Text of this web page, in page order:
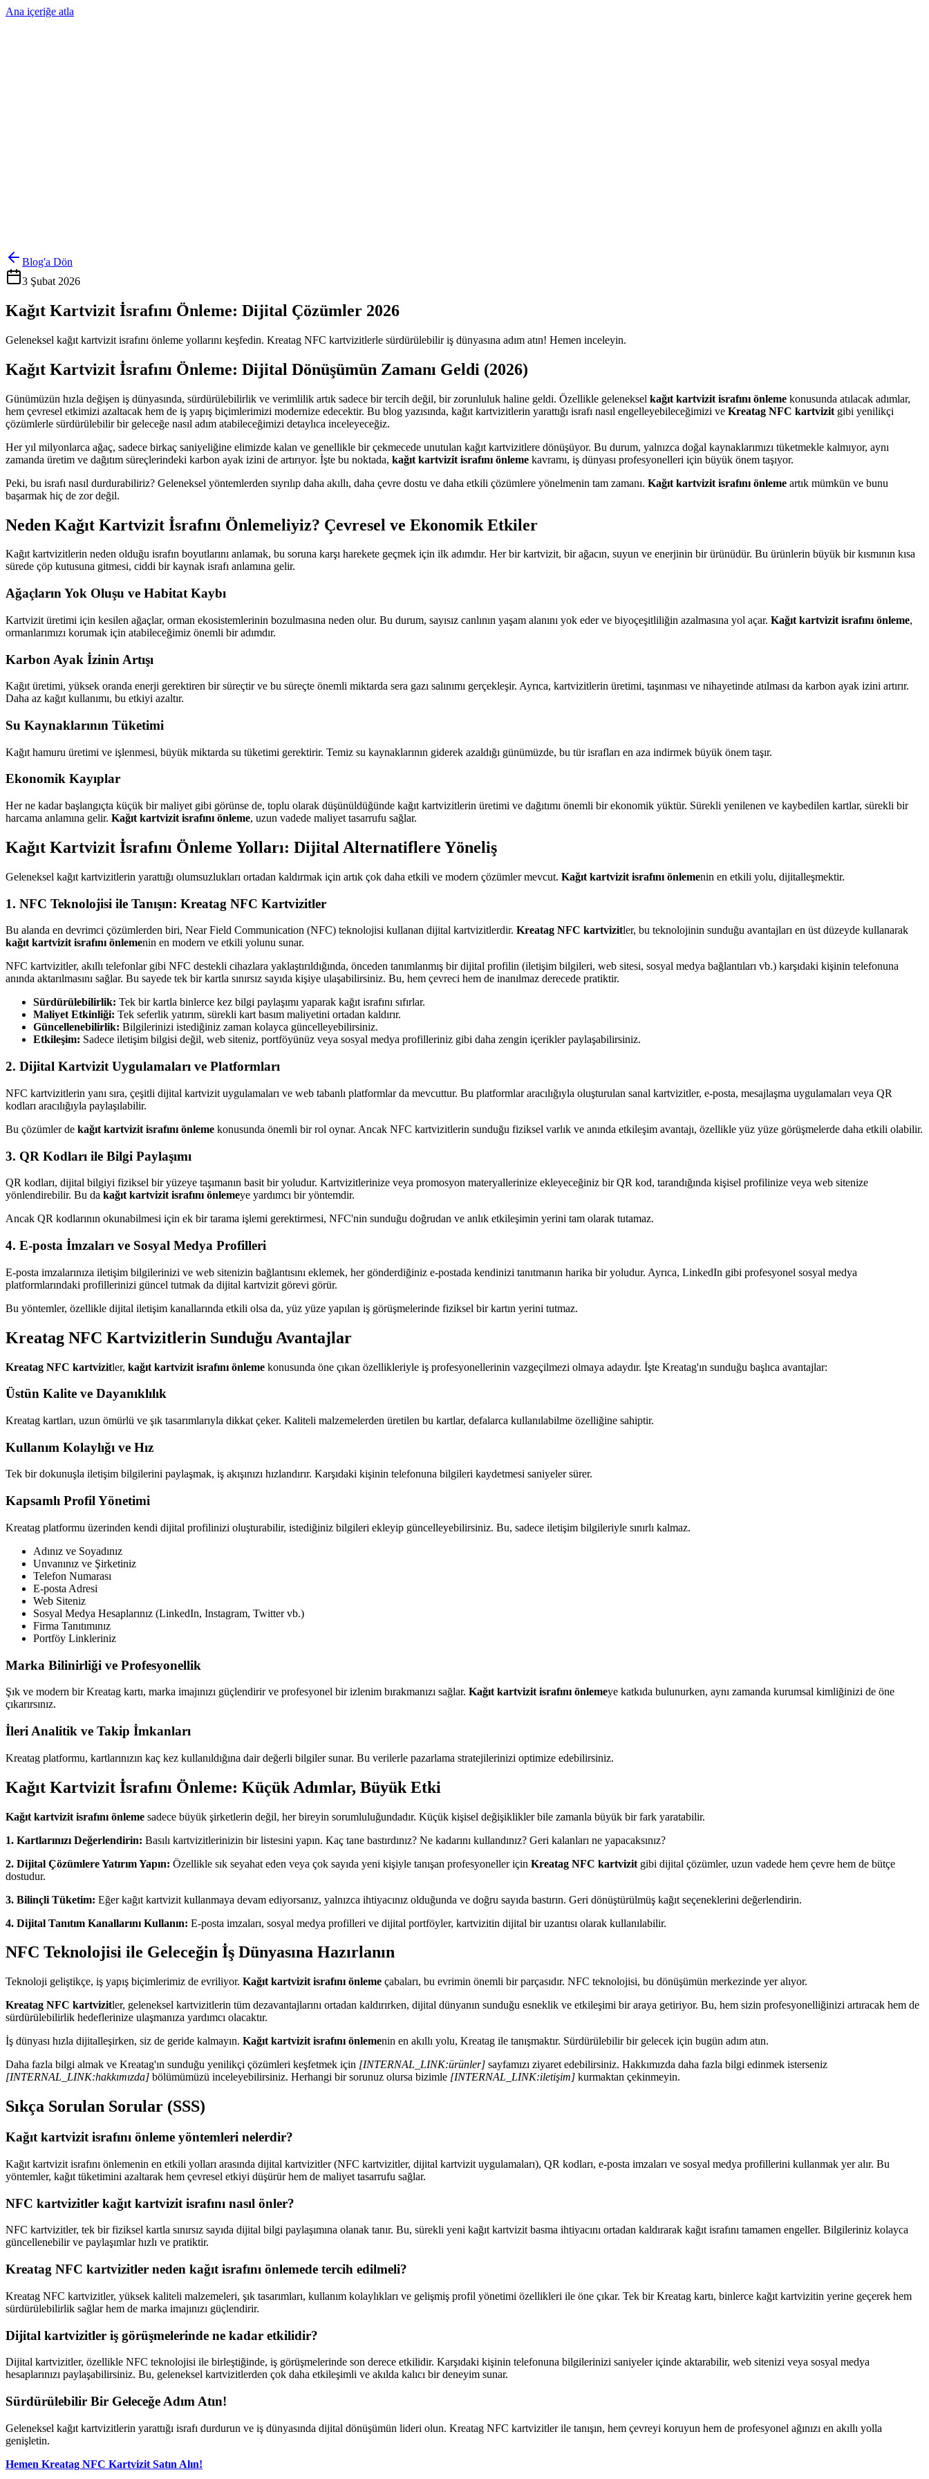
Ana içeriğe atla
Blog'a Dön
3 Şubat 2026
Kağıt Kartvizit İsrafını Önleme: Dijital Çözümler 2026
Geleneksel kağıt kartvizit israfını önleme yollarını keşfedin. Kreatag NFC kartvizitlerle sürdürülebilir iş dünyasına adım atın! Hemen inceleyin.
Kağıt Kartvizit İsrafını Önleme: Dijital Dönüşümün Zamanı Geldi (2026)
Günümüzün hızla değişen iş dünyasında, sürdürülebilirlik ve verimlilik artık sadece bir tercih değil, bir zorunluluk haline geldi. Özellikle geleneksel kağıt kartvizit israfını önleme konusunda atılacak adımlar,
hem çevresel etkimizi azaltacak hem de iş yapış biçimlerimizi modernize edecektir. Bu blog yazısında, kağıt kartvizitlerin yarattığı israfı nasıl engelleyebileceğimizi ve Kreatag NFC kartvizit gibi yenilikçi
çözümlerle sürdürülebilir bir geleceğe nasıl adım atabileceğimizi detaylıca inceleyeceğiz.
Her yıl milyonlarca ağaç, sadece birkaç saniyeliğine elimizde kalan ve genellikle bir çekmecede unutulan kağıt kartvizitlere dönüşüyor. Bu durum, yalnızca doğal kaynaklarımızı tüketmekle kalmıyor, aynı
zamanda üretim ve dağıtım süreçlerindeki karbon ayak izini de artırıyor. İşte bu noktada, kağıt kartvizit israfını önleme kavramı, iş dünyası profesyonelleri için büyük önem taşıyor.
Peki, bu israfı nasıl durdurabiliriz? Geleneksel yöntemlerden sıyrılıp daha akıllı, daha çevre dostu ve daha etkili çözümlere yönelmenin tam zamanı. Kağıt kartvizit israfını önleme artık mümkün ve bunu
başarmak hiç de zor değil.
Neden Kağıt Kartvizit İsrafını Önlemeliyiz? Çevresel ve Ekonomik Etkiler
Kağıt kartvizitlerin neden olduğu israfın boyutlarını anlamak, bu soruna karşı harekete geçmek için ilk adımdır. Her bir kartvizit, bir ağacın, suyun ve enerjinin bir ürünüdür. Bu ürünlerin büyük bir kısmının kısa
sürede çöp kutusuna gitmesi, ciddi bir kaynak israfı anlamına gelir.
Ağaçların Yok Oluşu ve Habitat Kaybı
Kartvizit üretimi için kesilen ağaçlar, orman ekosistemlerinin bozulmasına neden olur. Bu durum, sayısız canlının yaşam alanını yok eder ve biyoçeşitliliğin azalmasına yol açar. Kağıt kartvizit israfını önleme,
ormanlarımızı korumak için atabileceğimiz önemli bir adımdır.
Karbon Ayak İzinin Artışı
Kağıt üretimi, yüksek oranda enerji gerektiren bir süreçtir ve bu süreçte önemli miktarda sera gazı salınımı gerçekleşir. Ayrıca, kartvizitlerin üretimi, taşınması ve nihayetinde atılması da karbon ayak izini artırır.
Daha az kağıt kullanımı, bu etkiyi azaltır.
Su Kaynaklarının Tüketimi
Kağıt hamuru üretimi ve işlenmesi, büyük miktarda su tüketimi gerektirir. Temiz su kaynaklarının giderek azaldığı günümüzde, bu tür israfları en aza indirmek büyük önem taşır.
Ekonomik Kayıplar
Her ne kadar başlangıçta küçük bir maliyet gibi görünse de, toplu olarak düşünüldüğünde kağıt kartvizitlerin üretimi ve dağıtımı önemli bir ekonomik yüktür. Sürekli yenilenen ve kaybedilen kartlar, sürekli bir
harcama anlamına gelir. Kağıt kartvizit israfını önleme, uzun vadede maliyet tasarrufu sağlar.
Kağıt Kartvizit İsrafını Önleme Yolları: Dijital Alternatiflere Yöneliş
Geleneksel kağıt kartvizitlerin yarattığı olumsuzlukları ortadan kaldırmak için artık çok daha etkili ve modern çözümler mevcut. Kağıt kartvizit israfını önlemenin en etkili yolu, dijitalleşmektir.
1. NFC Teknolojisi ile Tanışın: Kreatag NFC Kartvizitler
Bu alanda en devrimci çözümlerden biri, Near Field Communication (NFC) teknolojisi kullanan dijital kartvizitlerdir. Kreatag NFC kartvizitler, bu teknolojinin sunduğu avantajları en üst düzeyde kullanarak
kağıt kartvizit israfını önlemenin en modern ve etkili yolunu sunar.
NFC kartvizitler, akıllı telefonlar gibi NFC destekli cihazlara yaklaştırıldığında, önceden tanımlanmış bir dijital profilin (iletişim bilgileri, web sitesi, sosyal medya bağlantıları vb.) karşıdaki kişinin telefonuna
anında aktarılmasını sağlar. Bu sayede tek bir kartla sınırsız sayıda kişiye ulaşabilirsiniz. Bu, hem çevreci hem de inanılmaz derecede pratiktir.
Sürdürülebilirlik: Tek bir kartla binlerce kez bilgi paylaşımı yaparak kağıt israfını sıfırlar.
Maliyet Etkinliği: Tek seferlik yatırım, sürekli kart basım maliyetini ortadan kaldırır.
Güncellenebilirlik: Bilgilerinizi istediğiniz zaman kolayca güncelleyebilirsiniz.
Etkileşim: Sadece iletişim bilgisi değil, web siteniz, portföyünüz veya sosyal medya profilleriniz gibi daha zengin içerikler paylaşabilirsiniz.
2. Dijital Kartvizit Uygulamaları ve Platformları
NFC kartvizitlerin yanı sıra, çeşitli dijital kartvizit uygulamaları ve web tabanlı platformlar da mevcuttur. Bu platformlar aracılığıyla oluşturulan sanal kartvizitler, e-posta, mesajlaşma uygulamaları veya QR
kodları aracılığıyla paylaşılabilir.
Bu çözümler de kağıt kartvizit israfını önleme konusunda önemli bir rol oynar. Ancak NFC kartvizitlerin sunduğu fiziksel varlık ve anında etkileşim avantajı, özellikle yüz yüze görüşmelerde daha etkili olabilir.
3. QR Kodları ile Bilgi Paylaşımı
QR kodları, dijital bilgiyi fiziksel bir yüzeye taşımanın basit bir yoludur. Kartvizitlerinize veya promosyon materyallerinize ekleyeceğiniz bir QR kod, tarandığında kişisel profilinize veya web sitenize
yönlendirebilir. Bu da kağıt kartvizit israfını önlemeye yardımcı bir yöntemdir.
Ancak QR kodlarının okunabilmesi için ek bir tarama işlemi gerektirmesi, NFC'nin sunduğu doğrudan ve anlık etkileşimin yerini tam olarak tutamaz.
4. E-posta İmzaları ve Sosyal Medya Profilleri
E-posta imzalarınıza iletişim bilgilerinizi ve web sitenizin bağlantısını eklemek, her gönderdiğiniz e-postada kendinizi tanıtmanın harika bir yoludur. Ayrıca, LinkedIn gibi profesyonel sosyal medya
platformlarındaki profillerinizi güncel tutmak da dijital kartvizit görevi görür.
Bu yöntemler, özellikle dijital iletişim kanallarında etkili olsa da, yüz yüze yapılan iş görüşmelerinde fiziksel bir kartın yerini tutmaz.
Kreatag NFC Kartvizitlerin Sunduğu Avantajlar
Kreatag NFC kartvizitler, kağıt kartvizit israfını önleme konusunda öne çıkan özellikleriyle iş profesyonellerinin vazgeçilmezi olmaya adaydır. İşte Kreatag'ın sunduğu başlıca avantajlar:
Üstün Kalite ve Dayanıklılık
Kreatag kartları, uzun ömürlü ve şık tasarımlarıyla dikkat çeker. Kaliteli malzemelerden üretilen bu kartlar, defalarca kullanılabilme özelliğine sahiptir.
Kullanım Kolaylığı ve Hız
Tek bir dokunuşla iletişim bilgilerini paylaşmak, iş akışınızı hızlandırır. Karşıdaki kişinin telefonuna bilgileri kaydetmesi saniyeler sürer.
Kapsamlı Profil Yönetimi
Kreatag platformu üzerinden kendi dijital profilinizi oluşturabilir, istediğiniz bilgileri ekleyip güncelleyebilirsiniz. Bu, sadece iletişim bilgileriyle sınırlı kalmaz.
Adınız ve Soyadınız
Unvanınız ve Şirketiniz
Telefon Numarası
E-posta Adresi
Web Siteniz
Sosyal Medya Hesaplarınız (LinkedIn, Instagram, Twitter vb.)
Firma Tanıtımınız
Portföy Linkleriniz
Marka Bilinirliği ve Profesyonellik
Şık ve modern bir Kreatag kartı, marka imajınızı güçlendirir ve profesyonel bir izlenim bırakmanızı sağlar. Kağıt kartvizit israfını önlemeye katkıda bulunurken, aynı zamanda kurumsal kimliğinizi de öne
çıkarırsınız.
İleri Analitik ve Takip İmkanları
Kreatag platformu, kartlarınızın kaç kez kullanıldığına dair değerli bilgiler sunar. Bu verilerle pazarlama stratejilerinizi optimize edebilirsiniz.
Kağıt Kartvizit İsrafını Önleme: Küçük Adımlar, Büyük Etki
Kağıt kartvizit israfını önleme sadece büyük şirketlerin değil, her bireyin sorumluluğundadır. Küçük kişisel değişiklikler bile zamanla büyük bir fark yaratabilir.
1. Kartlarınızı Değerlendirin: Basılı kartvizitlerinizin bir listesini yapın. Kaç tane bastırdınız? Ne kadarını kullandınız? Geri kalanları ne yapacaksınız?
2. Dijital Çözümlere Yatırım Yapın: Özellikle sık seyahat eden veya çok sayıda yeni kişiyle tanışan profesyoneller için Kreatag NFC kartvizit gibi dijital çözümler, uzun vadede hem çevre hem de bütçe
dostudur.
3. Bilinçli Tüketim: Eğer kağıt kartvizit kullanmaya devam ediyorsanız, yalnızca ihtiyacınız olduğunda ve doğru sayıda bastırın. Geri dönüştürülmüş kağıt seçeneklerini değerlendirin.
4. Dijital Tanıtım Kanallarını Kullanın: E-posta imzaları, sosyal medya profilleri ve dijital portföyler, kartvizitin dijital bir uzantısı olarak kullanılabilir.
NFC Teknolojisi ile Geleceğin İş Dünyasına Hazırlanın
Teknoloji geliştikçe, iş yapış biçimlerimiz de evriliyor. Kağıt kartvizit israfını önleme çabaları, bu evrimin önemli bir parçasıdır. NFC teknolojisi, bu dönüşümün merkezinde yer alıyor.
Kreatag NFC kartvizitler, geleneksel kartvizitlerin tüm dezavantajlarını ortadan kaldırırken, dijital dünyanın sunduğu esneklik ve etkileşimi bir araya getiriyor. Bu, hem sizin profesyonelliğinizi artıracak hem de
sürdürülebilirlik hedeflerinize ulaşmanıza yardımcı olacaktır.
İş dünyası hızla dijitalleşirken, siz de geride kalmayın. Kağıt kartvizit israfını önlemenin en akıllı yolu, Kreatag ile tanışmaktır. Sürdürülebilir bir gelecek için bugün adım atın.
Daha fazla bilgi almak ve Kreatag'ın sunduğu yenilikçi çözümleri keşfetmek için [INTERNAL_LINK:ürünler] sayfamızı ziyaret edebilirsiniz. Hakkımızda daha fazla bilgi edinmek isterseniz
[INTERNAL_LINK:hakkımızda] bölümümüzü inceleyebilirsiniz. Herhangi bir sorunuz olursa bizimle [INTERNAL_LINK:iletişim] kurmaktan çekinmeyin.
Sıkça Sorulan Sorular (SSS)
Kağıt kartvizit israfını önleme yöntemleri nelerdir?
Kağıt kartvizit israfını önlemenin en etkili yolları arasında dijital kartvizitler (NFC kartvizitler, dijital kartvizit uygulamaları), QR kodları, e-posta imzaları ve sosyal medya profillerini kullanmak yer alır. Bu
yöntemler, kağıt tüketimini azaltarak hem çevresel etkiyi düşürür hem de maliyet tasarrufu sağlar.
NFC kartvizitler kağıt kartvizit israfını nasıl önler?
NFC kartvizitler, tek bir fiziksel kartla sınırsız sayıda dijital bilgi paylaşımına olanak tanır. Bu, sürekli yeni kağıt kartvizit basma ihtiyacını ortadan kaldırarak kağıt israfını tamamen engeller. Bilgileriniz kolayca
güncellenebilir ve paylaşımlar hızlı ve pratiktir.
Kreatag NFC kartvizitler neden kağıt israfını önlemede tercih edilmeli?
Kreatag NFC kartvizitler, yüksek kaliteli malzemeleri, şık tasarımları, kullanım kolaylıkları ve gelişmiş profil yönetimi özellikleri ile öne çıkar. Tek bir Kreatag kartı, binlerce kağıt kartvizitin yerine geçerek hem
sürdürülebilirlik sağlar hem de marka imajınızı güçlendirir.
Dijital kartvizitler iş görüşmelerinde ne kadar etkilidir?
Dijital kartvizitler, özellikle NFC teknolojisi ile birleştiğinde, iş görüşmelerinde son derece etkilidir. Karşıdaki kişinin telefonuna bilgilerinizi saniyeler içinde aktarabilir, web sitenizi veya sosyal medya
hesaplarınızı paylaşabilirsiniz. Bu, geleneksel kartvizitlerden çok daha etkileşimli ve akılda kalıcı bir deneyim sunar.
Sürdürülebilir Bir Geleceğe Adım Atın!
Geleneksel kağıt kartvizitlerin yarattığı israfı durdurun ve iş dünyasında dijital dönüşümün lideri olun. Kreatag NFC kartvizitler ile tanışın, hem çevreyi koruyun hem de profesyonel ağınızı en akıllı yolla
genişletin.
Hemen Kreatag NFC Kartvizit Satın Alın!